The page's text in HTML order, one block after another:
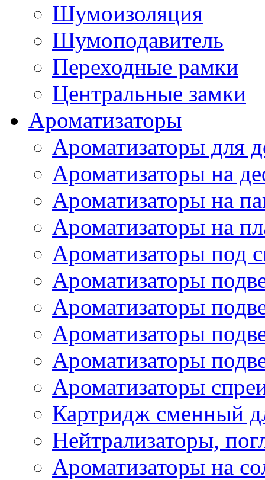
Шумоизоляция
Шумоподавитель
Переходные рамки
Центральные замки
Ароматизаторы
Ароматизаторы для
Ароматизаторы на
Ароматизаторы на
Ароматизаторы на
Ароматизаторы под
Ароматизаторы
Ароматизаторы
Ароматизаторы
Ароматизаторы
Ароматизаторы
Картридж сменный
Нейтрализаторы,
Ароматизаторы на